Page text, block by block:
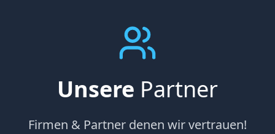
Unsere Partner
Firmen & Partner denen wir vertrauen!